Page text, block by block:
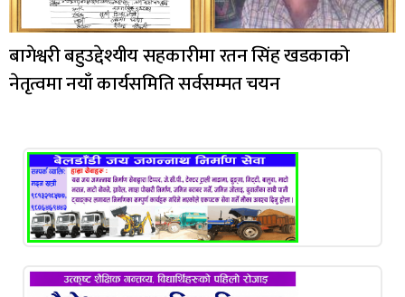
बागेश्वरी बहुउद्देश्यीय सहकारीमा रतन सिंह खडकाको
नेतृत्वमा नयाँ कार्यसमिति सर्वसम्मत चयन